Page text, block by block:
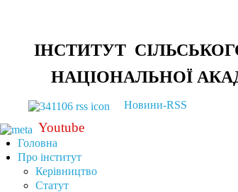
ІНСТИТУТ
НАЦІОНАЛЬНОЇ
Новини-RSS
Youtube
Головна
Про інститут
Керівництво
Статут